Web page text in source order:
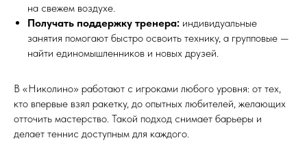
на свежем воздухе.
Получать поддержку тренера: индивидуальные
занятия помогают быстро освоить технику, а групповые —
найти единомышленников и новых друзей.
В «Николино» работают с игроками любого уровня: от тех,
кто впервые взял ракетку, до опытных любителей, желающих
отточить мастерство. Такой подход снимает барьеры и
делает теннис доступным для каждого.